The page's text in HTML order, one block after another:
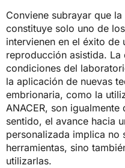
Conviene subrayar que
constituye solo uno de
intervienen en el éxito de
reproducción asistida.
condiciones del
la aplicación de nuevas
embrionaria, como la
ANACER, son igualmente
sentido, el avance hacia
personalizada implica no
herramientas, sino
utilizarlas.